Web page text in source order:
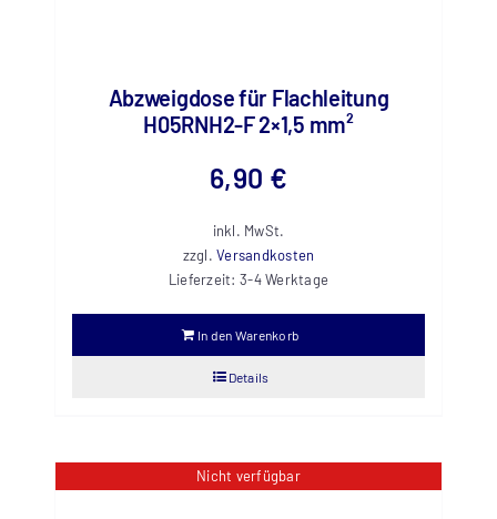
Abzweigdose für Flachleitung
H05RNH2-F 2×1,5 mm²
6,90 €
inkl. MwSt.
zzgl.Versandkosten
Lieferzeit: 3-4 Werktage
In den Warenkorb
Details
Nicht verfügbar